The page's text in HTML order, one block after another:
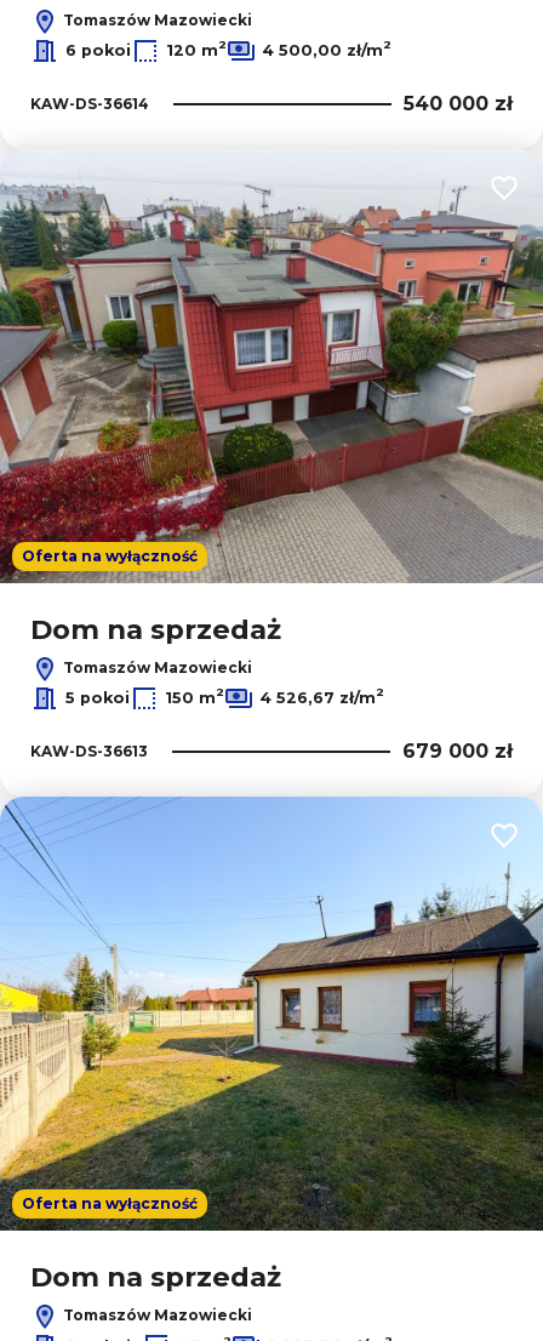
Tomaszów Mazowiecki
6 pokoi
120 m2 4 500,00 zł/m2
KAW-DS-36614 540 000 zł
Oferta na wyłączność
Dom na sprzedaż
Tomaszów Mazowiecki
5 pokoi
150 m2 4 526,67 zł/m2
KAW-DS-36613 679 000 zł
Oferta na wyłączność
Dom na sprzedaż
Tomaszów Mazowiecki